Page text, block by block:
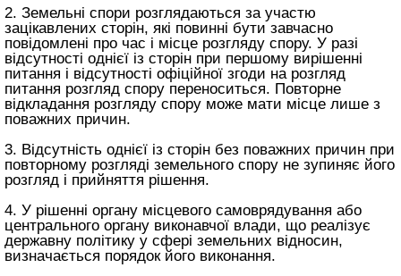
2. Земельні спори розглядаються за участю
зацікавлених сторін, які повинні бути завчасно
повідомлені про час і місце розгляду спору. У разі
відсутності однієї із сторін при першому вирішенні
питання і відсутності офіційної згоди на розгляд
питання розгляд спору переноситься. Повторне
відкладання розгляду спору може мати місце лише з
поважних причин.
3. Відсутність однієї із сторін без поважних причин при
повторному розгляді земельного спору не зупиняє його
розгляд і прийняття рішення.
4. У рішенні органу місцевого самоврядування або
центрального органу виконавчої влади, що реалізує
державну політику у сфері земельних відносин,
визначається порядок його виконання.